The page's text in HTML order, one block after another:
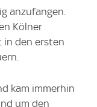
anzufangen.
Kölner
in den ersten
kam immerhin
um den